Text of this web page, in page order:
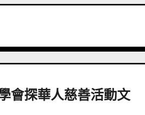
會探華人慈善活動文